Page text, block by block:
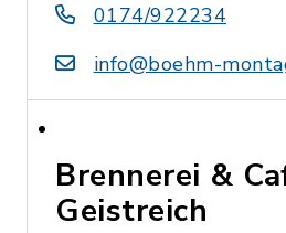
0174/922234
info@boehm-
Brennerei &
Geistreich